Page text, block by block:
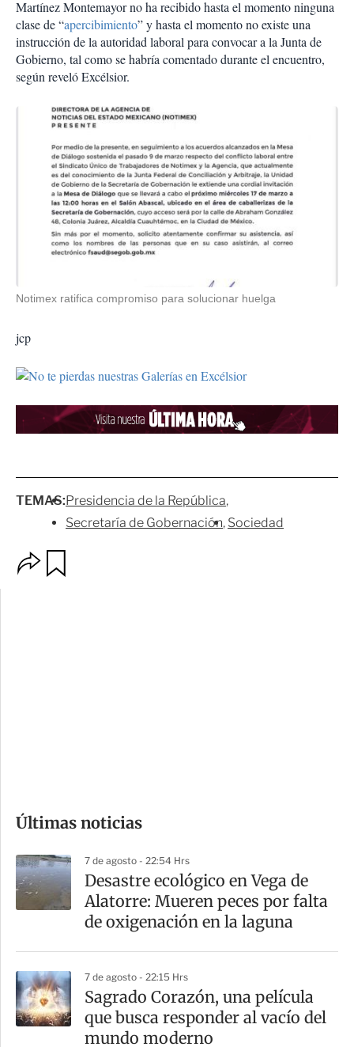
Martínez Montemayor no ha recibido hasta el momento ninguna
clase de “apercibimiento” y hasta el momento no existe una
instrucción de la autoridad laboral para convocar a la Junta de
Gobierno, tal como se habría comentado durante el encuentro,
según reveló Excélsior.
Notimex ratifica compromiso para solucionar huelga
jcp
TEMAS:Presidencia de la República
Secretaría de Gobernación Sociedad
p
m
a
r
t
Últimas noticias
7 de agosto - 22:54 Hrs
Desastre ecológico en Vega de
Alatorre: Mueren peces por falta
de oxigenación en la laguna
7 de agosto - 22:15 Hrs
Sagrado Corazón, una película
que busca responder al vacío del
mundo moderno